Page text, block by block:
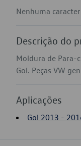
Nenhuma
Descrição do
Moldura de Para-
Gol. Peças VW
Aplicações
Gol 2013 -